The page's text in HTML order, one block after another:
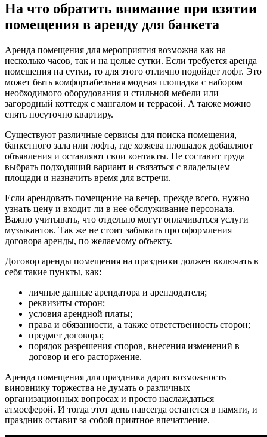
На что обратить внимание при взятии
помещения в аренду для банкета
Аренда помещения для мероприятия возможна как на
несколько часов, так и на целые сутки. Если требуется аренда
помещения на сутки, то для этого отлично подойдет лофт. Это
может быть комфортабельная модная площадка с набором
необходимого оборудования и стильной мебели или
загородный коттедж с мангалом и террасой. А также можно
снять посуточно квартиру.
Существуют различные сервисы для поиска помещения,
банкетного зала или лофта, где хозяева площадок добавляют
объявления и оставляют свои контакты. Не составит труда
выбрать подходящий вариант и связаться с владельцем
площади и назначить время для встречи.
Если арендовать помещение на вечер, прежде всего, нужно
узнать цену и входит ли в нее обслуживание персонала.
Важно учитывать, что отдельно могут оплачиваться услуги
музыкантов. Так же не стоит забывать про оформления
договора аренды, по желаемому объекту.
Договор аренды помещения на праздники должен включать в
себя такие пункты, как:
личные данные арендатора и арендодателя;
реквизиты сторон;
условия арендной платы;
права и обязанности, а также ответственность сторон;
предмет договора;
порядок разрешения споров, внесения изменений в
договор и его расторжение.
Аренда помещения для праздника дарит возможность
виновнику торжества не думать о различных
организационных вопросах и просто наслаждаться
атмосферой. И тогда этот день навсегда останется в памяти, и
праздник оставит за собой приятное впечатление.